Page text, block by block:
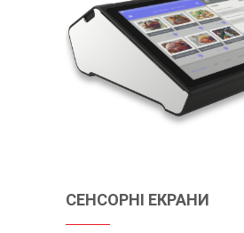
СЕНСОРНІ ЕКРАНИ